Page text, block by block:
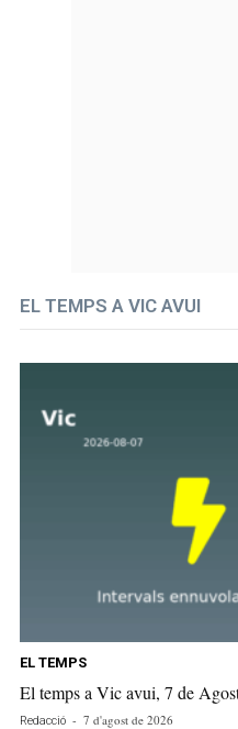
EL TEMPS A VIC AVUI
EL TEMPS
El temps a Vic avui, 7 de
Redacció - 7 d'agost de 2026